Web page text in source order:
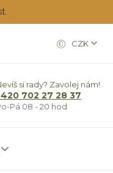
CZK
si rady? Zavolej nám!
702 27 28 37
Pá 08 - 20 hod